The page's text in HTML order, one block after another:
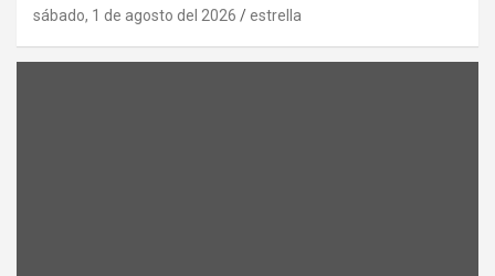
sábado, 1 de agosto del 2026 estrella